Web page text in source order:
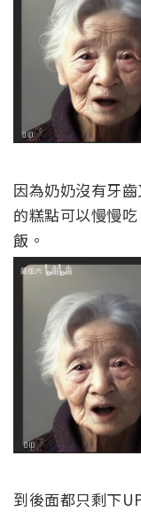
因為奶奶沒有牙
的糕點可以慢慢
飯。
到後面都只剩下